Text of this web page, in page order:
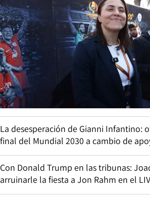
La desesperación de Gianni Infantino:
final del Mundial 2030 a cambio de
Con Donald Trump en las tribunas:
arruinarle la fiesta a Jon Rahm en el